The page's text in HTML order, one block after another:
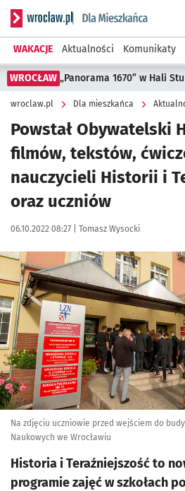
Serwis informacyjny wroclaw.pl
WAKACJE Aktualności Komunikaty
WROCŁAW „Panorama 1670” w Hali
wroclaw.pl Dla mieszkańca
Powstał Obywatelski
filmów, tekstów,
nauczycieli Historii i
oraz uczniów
Data publikacji:
06.10.2022 08:27 | Autor:
Tomasz Wysocki
Kliknij, aby powiększyć
Na zdjęciu uczniowie przed wejściem do
Naukowych we Wrocławiu
Historia i Teraźniejszość to
programie zajęć w szkołach